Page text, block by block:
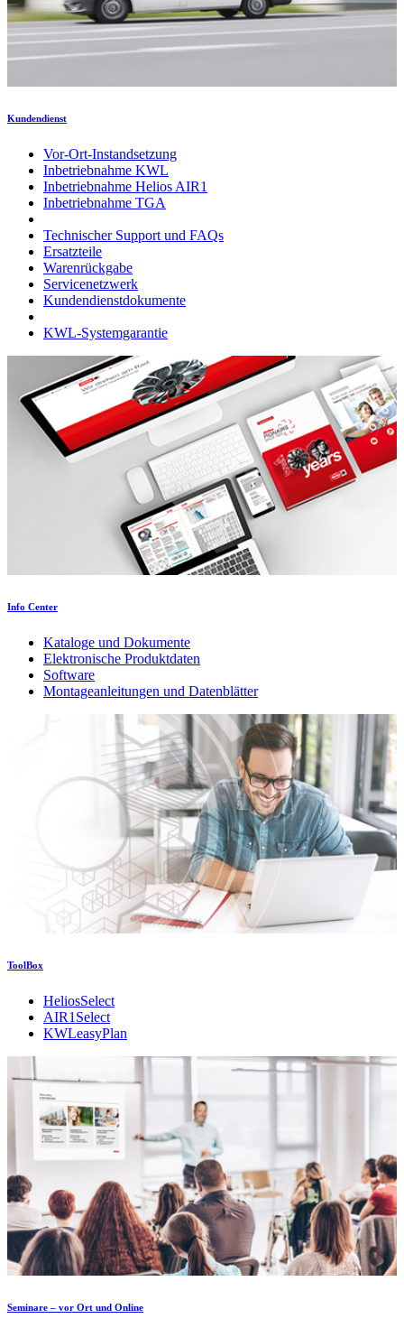
Kundendienst
Vor-Ort-Instandsetzung
Inbetriebnahme KWL
Inbetriebnahme Helios AIR1
Inbetriebnahme TGA
Technischer Support und FAQs
Ersatzteile
Warenrückgabe
Servicenetzwerk
Kundendienstdokumente
KWL-Systemgarantie
Info Center
Kataloge und Dokumente
Elektronische Produktdaten
Software
Montageanleitungen und Datenblätter
ToolBox
HeliosSelect
AIR1Select
KWLeasyPlan
Seminare – vor Ort und Online